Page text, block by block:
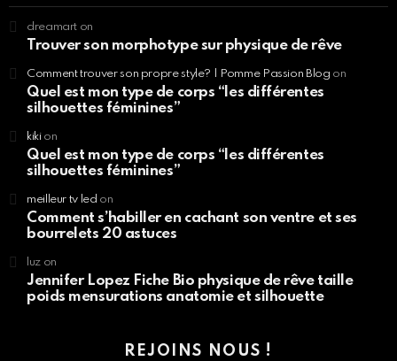
dreamart on
Trouver son morphotype sur physique de rêve
Comment trouver son propre style? | Pomme Passion Blog on
Quel est mon type de corps “les différentes
silhouettes féminines”
kikion
Quel est mon type de corps “les différentes
silhouettes féminines”
meilleur tv led on
Comment s’habiller en cachant son ventre et ses
bourrelets 20 astuces
luzon
Jennifer Lopez Fiche Bio physique de rêve taille
poids mensurations anatomie et silhouette
REJOINS NOUS !